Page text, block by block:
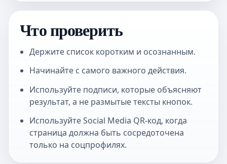
Что проверить
Держите список коротким и осознанным.
Начинайте с самого важного действия.
Используйте подписи, которые объясняют
результат, а не размытые тексты кнопок.
ИспользуйтеSocial Media QR-код, когда
страница должна быть сосредоточена
только на соцпрофилях.